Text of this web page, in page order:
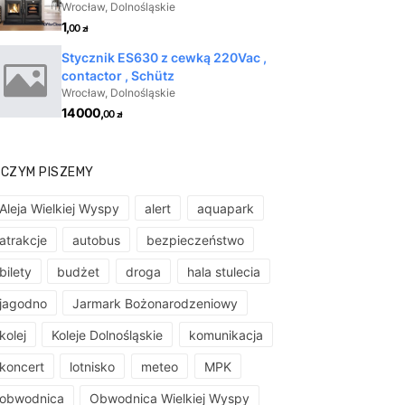
PISZEMY
Wielkiej Wyspy alert aquapark
autobus bezpieczeństwo
budżet droga hala stulecia
Jarmark Bożonarodzeniowy
Koleje Dolnośląskie komunikacja
lotnisko meteo MPK
Obwodnica Wielkiej Wyspy